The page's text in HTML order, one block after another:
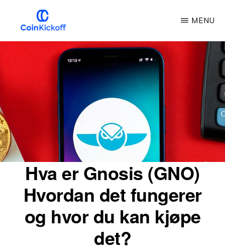
hovedinnhold
COIN
MENU
Hva er Gnosis (GNO)
Hvordan det fungerer
og hvor du kan kjøpe
det?